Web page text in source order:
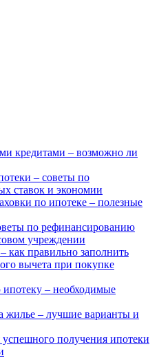
кредитами – возможно ли
– советы по
ставок и экономии
по ипотеке – полезные
по рефинансированию
учреждении
как правильно заполнить
вычета при покупке
– необходимые
жилье – лучшие варианты и
получения ипотеки